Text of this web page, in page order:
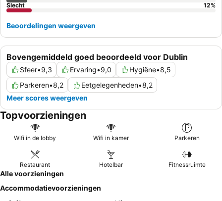
Bovengemiddeld goed beoordeeld voor Dublin
Sfeer•9,3 Ervaring•9,0 Hygiëne•8,5
Parkeren•8,2 Eetgelegenheden•8,2
Meer scores weergeven
Slecht
12%
Beoordelingen weergeven
Topvoorzieningen
Wifi in de lobby Wifi in kamer Parkeren
Restaurant Hotelbar Fitnessruimte
Alle voorzieningen
Accommodatievoorzieningen